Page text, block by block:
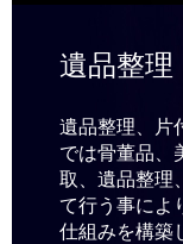
遺品整理
遺品整理、片
では骨董品、
取、遺品整理
て行う事によ
仕組みを構築